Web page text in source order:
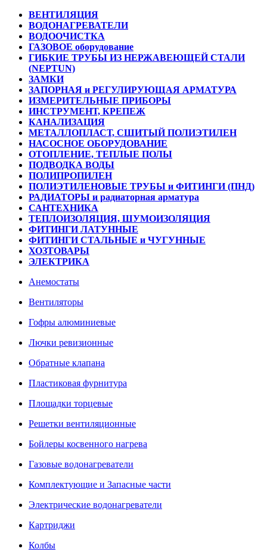
ВЕНТИЛЯЦИЯ
ВОДОНАГРЕВАТЕЛИ
ВОДООЧИСТКА
ГАЗОВОЕ оборудование
ГИБКИЕ ТРУБЫ ИЗ НЕРЖАВЕЮЩЕЙ СТАЛИ
(NEPTUN)
ЗАМКИ
ЗАПОРНАЯ и РЕГУЛИРУЮЩАЯ АРМАТУРА
ИЗМЕРИТЕЛЬНЫЕ ПРИБОРЫ
ИНСТРУМЕНТ, КРЕПЕЖ
КАНАЛИЗАЦИЯ
МЕТАЛЛОПЛАСТ, СШИТЫЙ ПОЛИЭТИЛЕН
НАСОСНОЕ ОБОРУДОВАНИЕ
ОТОПЛЕНИЕ, ТЕПЛЫЕ ПОЛЫ
ПОДВОДКА ВОДЫ
ПОЛИПРОПИЛЕН
ПОЛИЭТИЛЕНОВЫЕ ТРУБЫ и ФИТИНГИ (ПНД)
РАДИАТОРЫ и радиаторная арматура
САНТЕХНИКА
ТЕПЛОИЗОЛЯЦИЯ, ШУМОИЗОЛЯЦИЯ
ФИТИНГИ ЛАТУННЫЕ
ФИТИНГИ СТАЛЬНЫЕ и ЧУГУННЫЕ
ХОЗТОВАРЫ
ЭЛЕКТРИКА
Анемостаты
Вентиляторы
Гофры алюминиевые
Лючки ревизионные
Обратные клапана
Пластиковая фурнитура
Площадки торцевые
Решетки вентиляционные
Бойлеры косвенного нагрева
Газовые водонагреватели
Комплектующие и Запасные части
Электрические водонагреватели
Картриджи
Колбы